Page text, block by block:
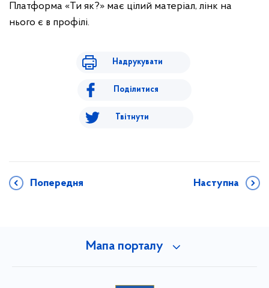
Платформа «Ти як?» має цілий матеріал, лінк на
нього є в профілі.
Надрукувати
Поділитися
Твітнути
Попередня Наступна
Мапа порталу